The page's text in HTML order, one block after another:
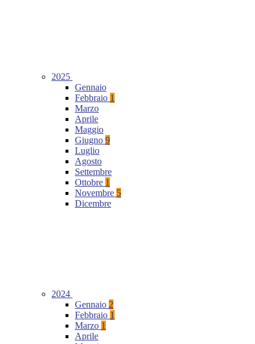
2025
Gennaio
Febbraio 1
Marzo
Aprile
Maggio
Giugno 9
Luglio
Agosto
Settembre
Ottobre 1
Novembre 5
Dicembre
2024
Gennaio 2
Febbraio 1
Marzo 1
Aprile